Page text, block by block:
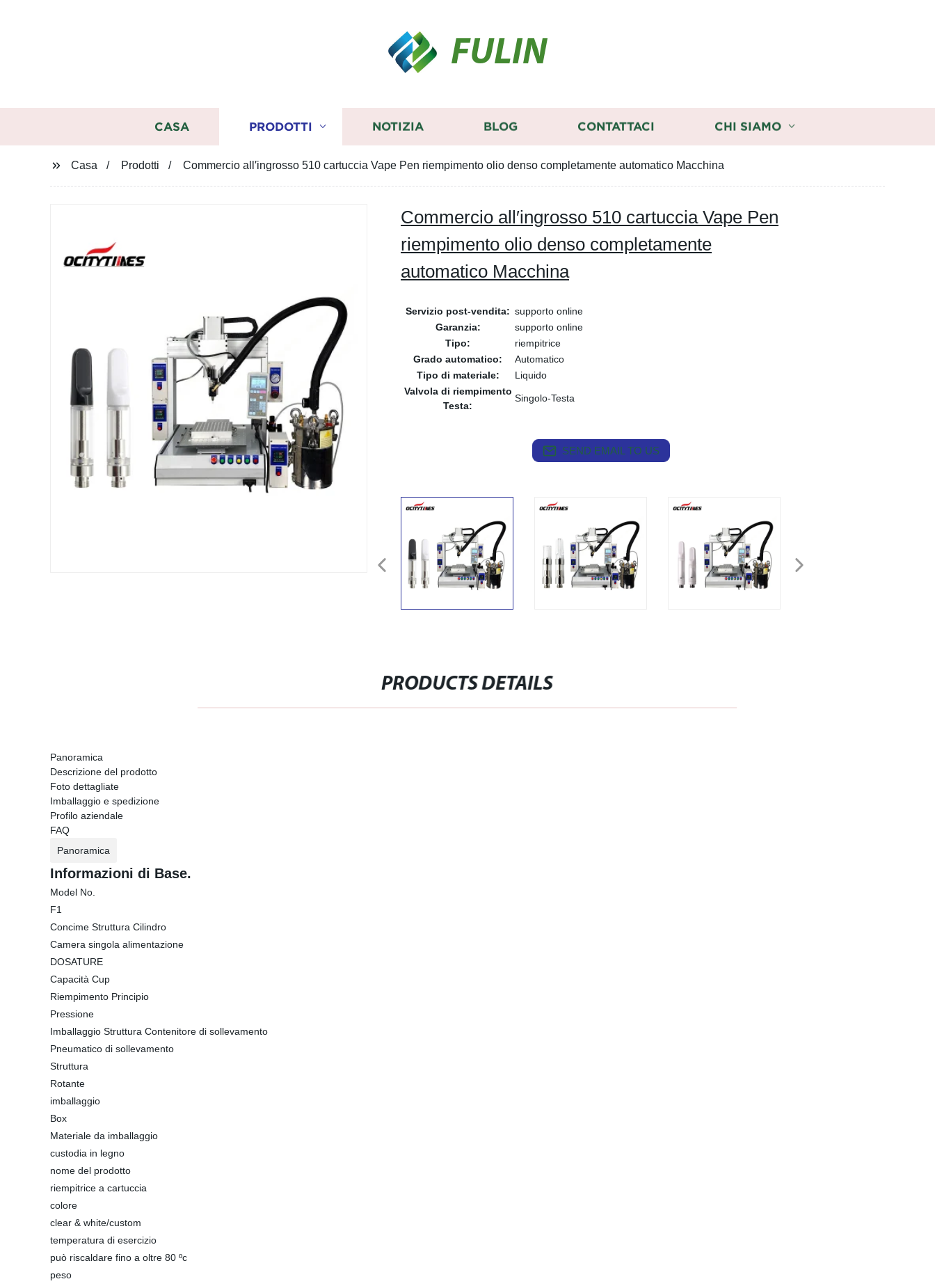
FULIN
CASA PRODOTTI NOTIZIA BLOG CONTATTACI CHI SIAMO
Casa Prodotti Commercio all′ingrosso 510 cartuccia Vape Pen riempimento olio denso completamente automatico Macchina
Commercio all′ingrosso 510 cartuccia Vape Pen
riempimento olio denso completamente
automatico Macchina
Servizio post-vendita: supporto online
Garanzia:
supporto online
Tipo:
riempitrice
Grado automatico:
Automatico
Tipo di materiale:
Liquido
Valvola di riempimento
Testa:
Singolo-Testa
SEND EMAIL TO US
PRODUCTS DETAILS
Panoramica
Descrizione del prodotto
Foto dettagliate
Imballaggio e spedizione
Profilo aziendale
FAQ
Panoramica
Informazioni di Base.
Model No.
F1
Concime Struttura Cilindro
Camera singola alimentazione
DOSATURE
Capacità Cup
Riempimento Principio
Pressione
Imballaggio Struttura Contenitore di sollevamento
Pneumatico di sollevamento
Struttura
Rotante
imballaggio
Box
Materiale da imballaggio
custodia in legno
nome del prodotto
riempitrice a cartuccia
colore
clear & white/custom
temperatura di esercizio
può riscaldare fino a oltre 80 ºc
peso